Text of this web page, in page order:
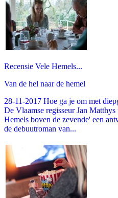
Recensie Vele Hemels...
Van de hel naar de hemel
28-11-2017 Hoe ga je om met
De Vlaamse regisseur Jan
Hemels boven de zevende' een
de debuutroman van...